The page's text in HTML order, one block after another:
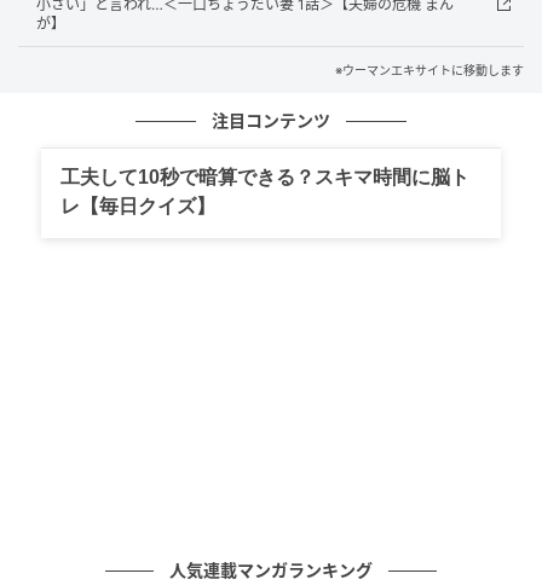
小さい」と言われ…＜一口ちょうだい妻 1話＞【夫婦の危機 まん
が】
※ウーマンエキサイトに移動します
注目コンテンツ
工夫して10秒で暗算できる？スキマ時間に脳ト
レ【毎日クイズ】
人気連載マンガランキング